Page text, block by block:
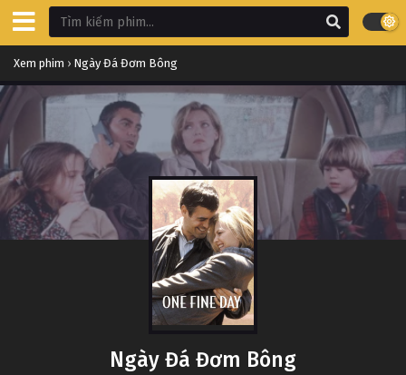
Xem phim › Ngày Đá Đơm Bông
Ngày Đá Đơm Bông